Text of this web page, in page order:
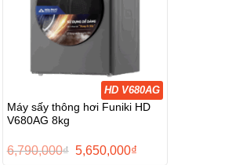
HD V680AG
Máy sấy thông hơi Funiki HD
V680AG 8kg
6,790,000₫ Giá
5,650,000₫